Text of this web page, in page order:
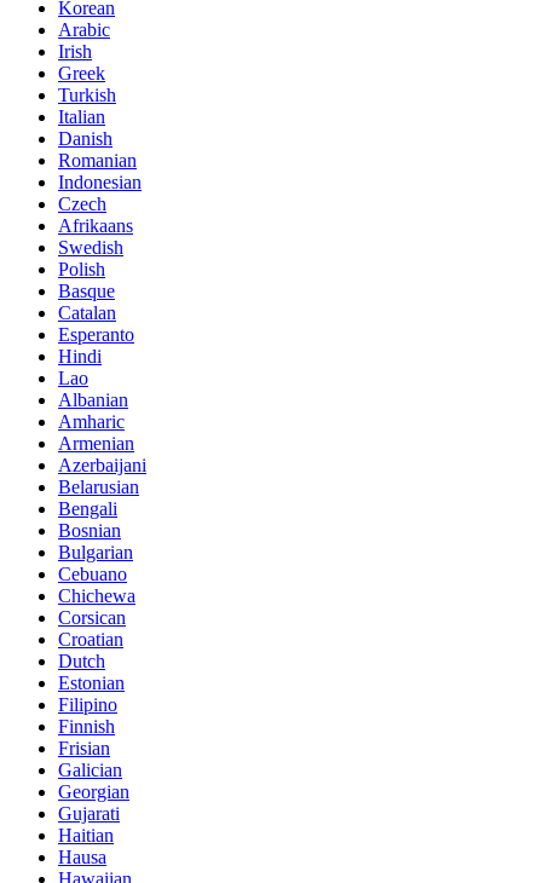
Korean
Arabic
Irish
Greek
Turkish
Italian
Danish
Romanian
Indonesian
Czech
Afrikaans
Swedish
Polish
Basque
Catalan
Esperanto
Hindi
Lao
Albanian
Amharic
Armenian
Azerbaijani
Belarusian
Bengali
Bosnian
Bulgarian
Cebuano
Chichewa
Corsican
Croatian
Dutch
Estonian
Filipino
Finnish
Frisian
Galician
Georgian
Gujarati
Haitian
Hausa
Hawaiian